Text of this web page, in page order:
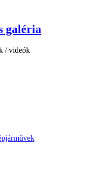
galéria
/ videók